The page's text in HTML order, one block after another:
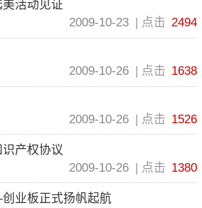
活动见证
2009-10-23
点击 2494
2009-10-26
点击 1638
2009-10-26
点击 1526
产权协议
2009-10-26
点击 1380
业板正式扬帆起航